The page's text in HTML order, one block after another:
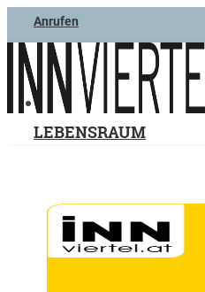
Anrufen
LEBENSRAUM